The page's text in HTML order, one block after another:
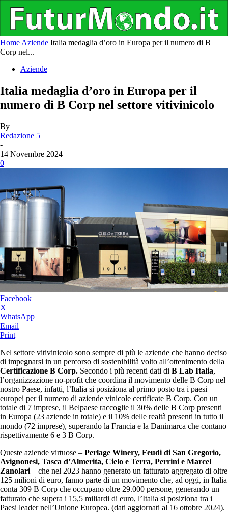
Home Aziende Italia medaglia d’oro in Europa per il numero di B
Corp nel...
Aziende
Italia medaglia d’oro in Europa per il
numero di B Corp nel settore vitivinicolo
By
Redazione 5
-
14 Novembre 2024
0
Facebook
X
WhatsApp
Email
Print
Nel settore vitivinicolo sono sempre di più le aziende che hanno deciso
di impegnarsi in un percorso di sostenibilità volto all’ottenimento della
Certificazione B Corp. Secondo i più recenti dati di B Lab Italia,
l’organizzazione no-profit che coordina il movimento delle B Corp nel
nostro Paese, infatti, l’Italia si posiziona al primo posto tra i paesi
europei per il numero di aziende vinicole certificate B Corp. Con un
totale di 7 imprese, il Belpaese raccoglie il 30% delle B Corp presenti
in Europa (23 aziende in totale) e il 10% delle realtà presenti in tutto il
mondo (72 imprese), superando la Francia e la Danimarca che contano
rispettivamente 6 e 3 B Corp.
Queste aziende virtuose – Perlage Winery, Feudi di San Gregorio,
Avignonesi, Tasca d’Almerita, Cielo e Terra, Perrini e Marcel
Zanolari– che nel 2023 hanno generato un fatturato aggregato di oltre
125 milioni di euro, fanno parte di un movimento che, ad oggi, in Italia
conta 309 B Corp che occupano oltre 29.000 persone, generando un
fatturato che supera i 15,5 miliardi di euro, l’Italia si posiziona tra i
Paesi leader nell’Unione Europea. (dati aggiornati al 16 ottobre 2024).